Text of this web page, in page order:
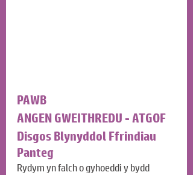
PAWB
ANGEN GWEITHREDU - ATGOF
Disgos Blynyddol Ffrindiau
Panteg
Rydym yn falch o gyhoeddi y bydd